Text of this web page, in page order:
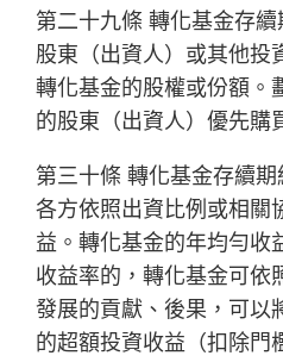
第二十九條 轉化基金存
股東（出資人）或其他投
轉化基金的股權或份額。
的股東（出資人）優先購
第三十條 轉化基金存續
各方依照出資比例或相關
益。轉化基金的年均勻收
收益率的，轉化基金可依
發展的貢獻、後果，可以
的超額投資收益（扣除門